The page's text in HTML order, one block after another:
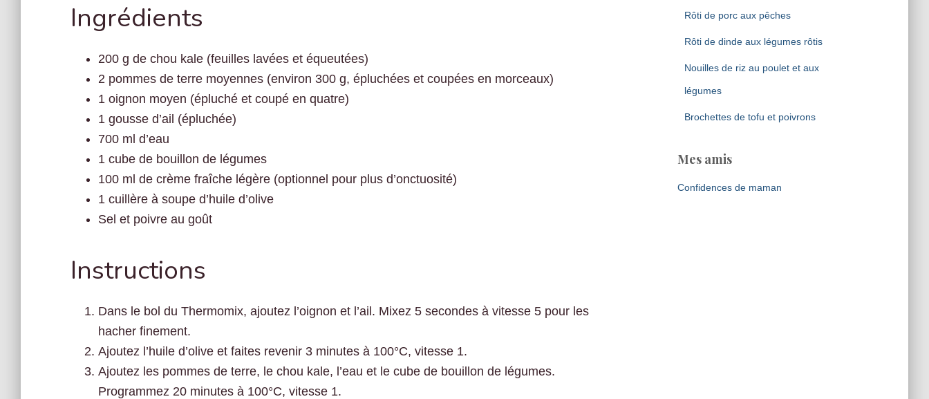
Ingrédients
200 g de chou kale (feuilles lavées et équeutées)
2 pommes de terre moyennes (environ 300 g, épluchées et coupées en morceaux)
1 oignon moyen (épluché et coupé en quatre)
1 gousse d’ail (épluchée)
700 ml d’eau
1 cube de bouillon de légumes
100 ml de crème fraîche légère (optionnel pour plus d’onctuosité)
1 cuillère à soupe d’huile d’olive
Sel et poivre au goût
Instructions
Dans le bol du Thermomix, ajoutez l’oignon et l’ail. Mixez 5 secondes à vitesse 5 pour les
hacher finement.
Ajoutez l’huile d’olive et faites revenir 3 minutes à 100°C, vitesse 1.
Ajoutez les pommes de terre, le chou kale, l’eau et le cube de bouillon de légumes.
Programmez 20 minutes à 100°C, vitesse 1.
Rôti de porc aux pêches
Rôti de dinde aux légumes rôtis
Nouilles de riz au poulet et aux
légumes
Brochettes de tofu et poivrons
Mes amis
Confidences de maman